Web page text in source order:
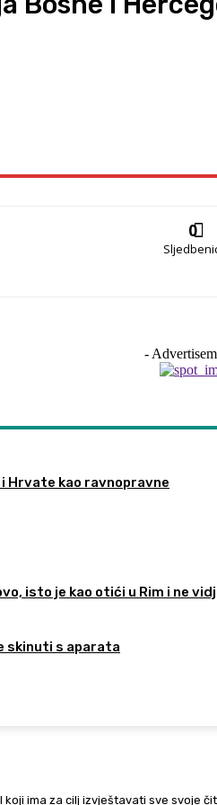
0
-
Hrvate kao ravnopravne
isto je kao otići u Rim i ne
skinuti s aparata
ima za cilj izvještavati sve svoje